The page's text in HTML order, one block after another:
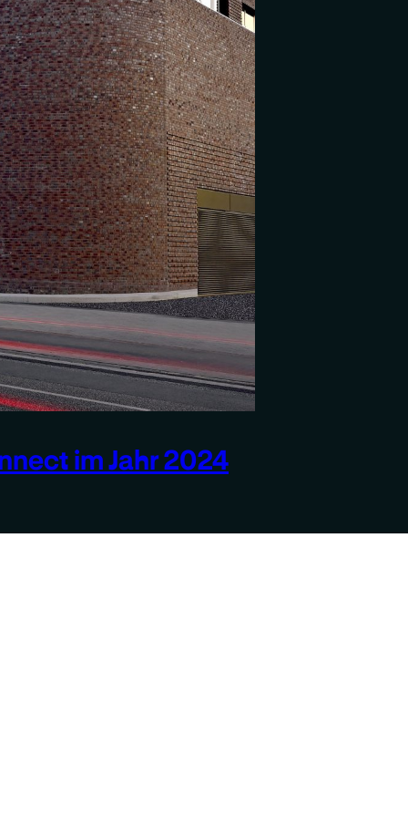
im Jahr 2024